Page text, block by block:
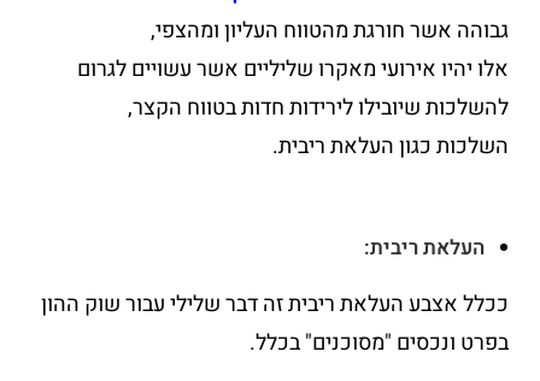
גבוהה אשר חורגת מהטווח העליון ומהצפי,
אלו יהיו אירועי מאקרו שליליים אשר עשויים לגרום
להשלכות שיובילו לירידות חדות בטווח הקצר,
השלכות כגון העלאת ריבית.
העלאת ריבית:
ככלל אצבע העלאת ריבית זה דבר שלילי עבור שוק ההון
בפרט ונכסים "מסוכנים" בכלל.